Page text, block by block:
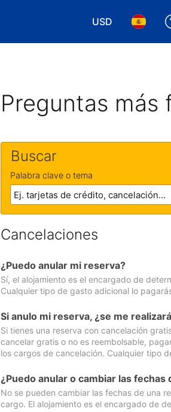
USD
Elegir tu Elegir
Preguntas más
Buscar
Palabra clave o tema
Cancelaciones
¿Puedo anular mi reserva?
Sí, el alojamiento es el encargado de
Cualquier tipo de gasto adicional lo
Si anulo mi reserva, ¿se me
Si tienes una reserva con cancelación
cancelar gratis o no es reembolsable,
los cargos de cancelación. Cualquier tipo
¿Puedo anular o cambiar las
No se pueden cambiar las fechas de una
cargo. El alojamiento es el encargado de